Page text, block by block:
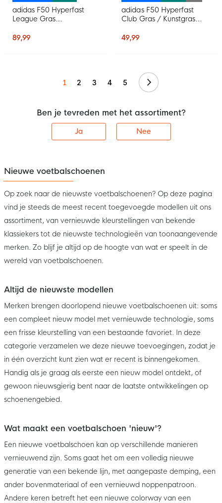
adidas F50 Hyperfast
League Gras
Zwart Zwart Blauw
89,99
adidas F50 Hyperfast
Club Gras / Kunstgras
Kids Wit Paars Roze
49,99
1 2 3 4 5 Volgende
Ben je tevreden met het assortiment?
Ja Nee
Nieuwe voetbalschoenen
Op zoek naar de nieuwste voetbalschoenen? Op deze pagina
vind je steeds de meest recent toegevoegde modellen uit ons
assortiment, van vernieuwde kleurstellingen van bekende
klassiekers tot de nieuwste technologieën van toonaangevende
merken. Zo blijf je altijd op de hoogte van wat er speelt in de
wereld van voetbalschoenen.
Altijd de nieuwste modellen
Merken brengen doorlopend nieuwe voetbalschoenen uit: soms
een compleet nieuw model met vernieuwde technologie, soms
een frisse kleurstelling van een bestaande favoriet. In deze
categorie verzamelen we deze nieuwe toevoegingen, zodat je
in één overzicht kunt zien wat er recent is binnengekomen.
Handig als je graag als eerste een nieuw model ontdekt, of
gewoon nieuwsgierig bent naar de laatste ontwikkelingen op
schoenengebied.
Wat maakt een voetbalschoen 'nieuw'?
Een nieuwe voetbalschoen kan op verschillende manieren
vernieuwend zijn. Soms gaat het om een volledig nieuwe
generatie van een bekende lijn, met aangepaste demping, een
ander bovenmateriaal of een vernieuwd noppenpatroon.
Andere keren betreft het een nieuwe colorway van een